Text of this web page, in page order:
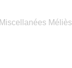
Miscellanées Méliès